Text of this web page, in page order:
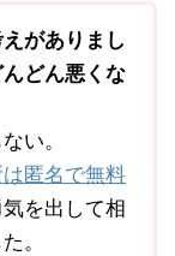
がありまし
どん悪くな
い。
匿名で無料
を出して相
。